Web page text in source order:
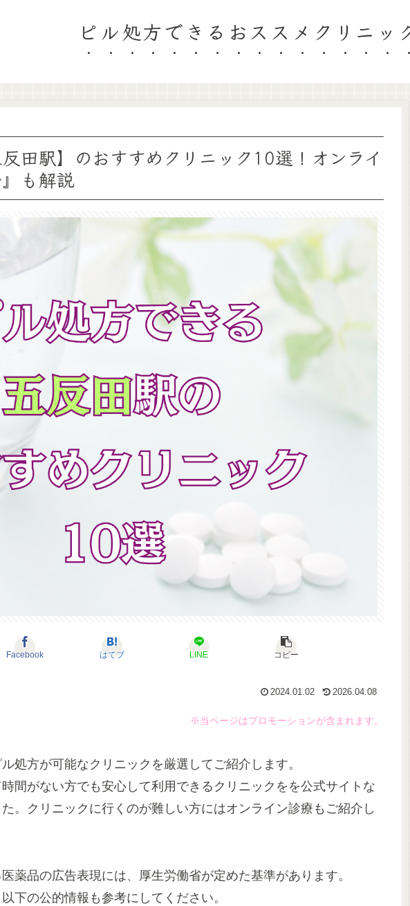
ピル処方できるおススメクリニッ
田駅】のおすすめクリニック10選！オンライ
も解説
Facebook はてブ LINE コピー
2024.01.02 2026.04.08
※当ページはプロモーションが含まれます。
処方が可能なクリニックを厳選してご紹介します。
間がない方でも安心して利用できるクリニックをを公式サイトな
。クリニックに行くのが難しい方にはオンライン診療もご紹介し
薬品の広告表現には、厚生労働省が定めた基準があります。
下の公的情報も参考にしてください。